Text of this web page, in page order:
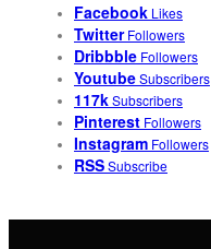
Facebook Likes
Twitter Followers
Dribbble Followers
YoutubeSubscribers
117kSubscribers
Pinterest Followers
Instagram Followers
RSSSubscribe